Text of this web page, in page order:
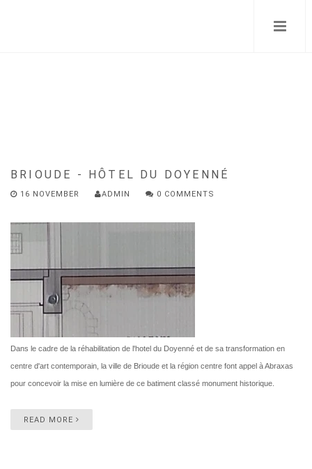
BRIOUDE - HÔTEL DU DOYENNÉ
16 NOVEMBER ADMIN 0 COMMENTS
Dans le cadre de la réhabilitation de l'hotel du Doyenné et de sa transformation en
centre d'art contemporain, la ville de Brioude et la région centre font appel à Abraxas
pour concevoir la mise en lumière de ce batiment classé monument historique.
READ MORE